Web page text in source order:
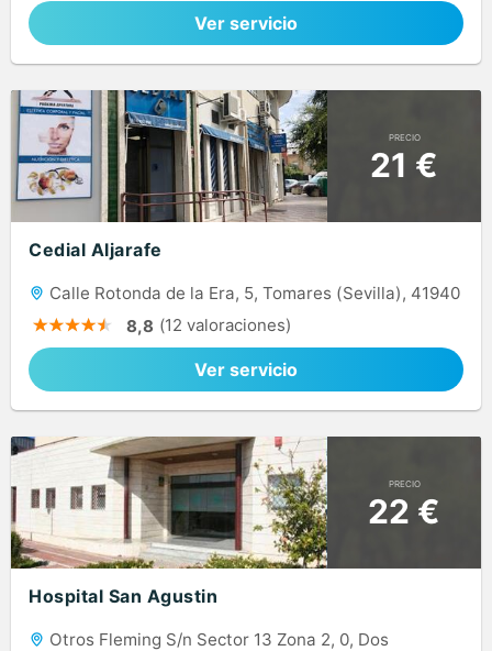
Ver servicio
PRECIO
21 €
Cedial Aljarafe
Calle Rotonda de la Era, 5, Tomares (Sevilla), 41940
8,8 (12 valoraciones)
Ver servicio
PRECIO
22 €
Hospital San Agustin
Otros Fleming S/n Sector 13 Zona 2, 0, Dos